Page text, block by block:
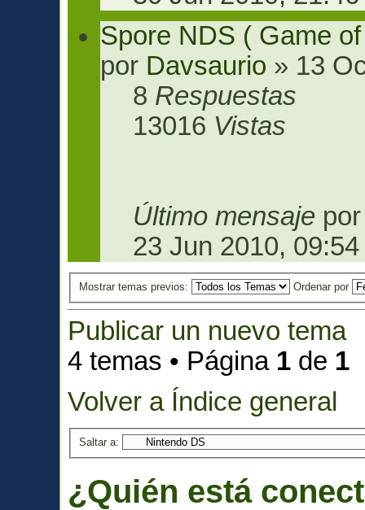
Spore NDS ( Game
por Davsaurio » 13
8 Respuestas
13016 Vistas
Último mensaje
23 Jun 2010, 09:54
Mostrar temas previos: Ordenar por
Publicar un nuevo tema
4 temas • Página 1 de 1
Volver a Índice general
Saltar a:
¿Quién está